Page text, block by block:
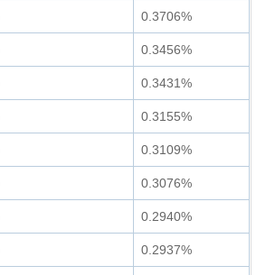
0.3706%
0.3456%
0.3431%
0.3155%
0.3109%
0.3076%
0.2940%
0.2937%